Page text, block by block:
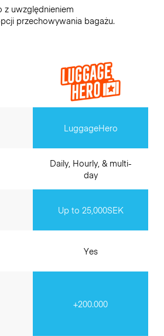
z uwzględnieniem
przechowywania bagażu.
LuggageHero
Daily, Hourly, & multi-
day
Up to 25,000SEK
Yes
+200.000